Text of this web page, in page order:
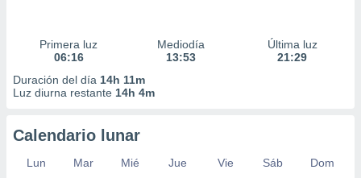
Primera luz
06:16
Mediodía
13:53
Última luz
21:29
Duración del día 14h 11m
Luz diurna restante 14h 4m
Calendario lunar
Lun Mar Mié Jue Vie Sáb
Dom